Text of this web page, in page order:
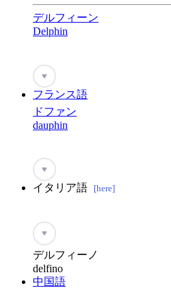
デルフィーン
Delphin
♥
フランス語
ドファン
dauphin
♥
イタリア語 [here]
♥
デルフィーノ
delfino
中国語